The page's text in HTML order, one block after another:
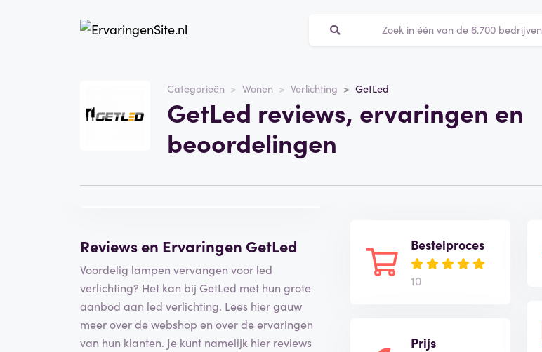
Categorieën Wonen Verlichting GetLed
GetLed reviews, ervaringen en
beoordelingen
getled.nl
Categorie
Wonen
Reviews en Ervaringen GetLed
Voordelig lampen vervangen voor led
verlichting? Het kan bij GetLed met hun grote
aanbod aan led verlichting. Lees hier gauw
meer over de webshop en over de ervaringen
van hun klanten. Je kunt namelijk hier reviews
Bestelproces
10
Prijs